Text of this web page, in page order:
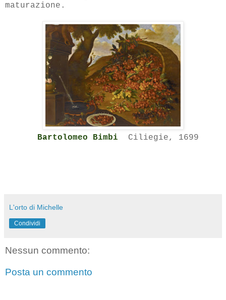
maturazione.
Bartolomeo Bimbi Ciliegie, 1699
L'orto di Michelle
Condividi
Nessun commento:
Posta un commento